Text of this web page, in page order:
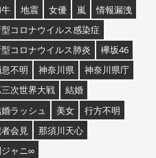
地震 女優 嵐
情報漏洩
コロナウイルス感染症
コロナウイルス肺炎
欅坂46
不明
神奈川県
神奈川県庁
次世界大戦
結婚
ラッシュ
美女
行方不明
会見
那須川天心
ャニ∞